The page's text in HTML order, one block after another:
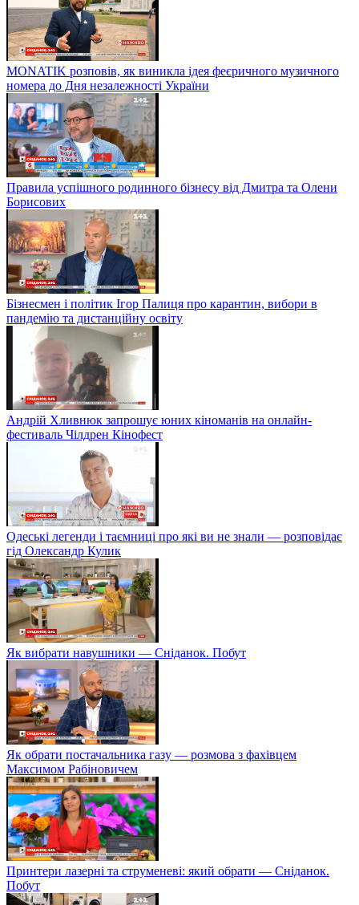
MONATIK розповів, як виникла ідея феєричного музичного
номера до Дня незалежності України
Правила успішного родинного бізнесу від Дмитра та Олени
Борисових
Бізнесмен і політик Ігор Палиця про карантин, вибори в
пандемію та дистанційну освіту
Андрій Хливнюк запрошує юних кіноманів на онлайн-
фестиваль Чілдрен Кінофест
Одеські легенди і таємниці про які ви не знали — розповідає
гід Олександр Кулик
Як вибрати навушники — Сніданок. Побут
Як обрати постачальника газу — розмова з фахівцем
Максимом Рабіновичем
Принтери лазерні та струменеві: який обрати — Сніданок.
Побут